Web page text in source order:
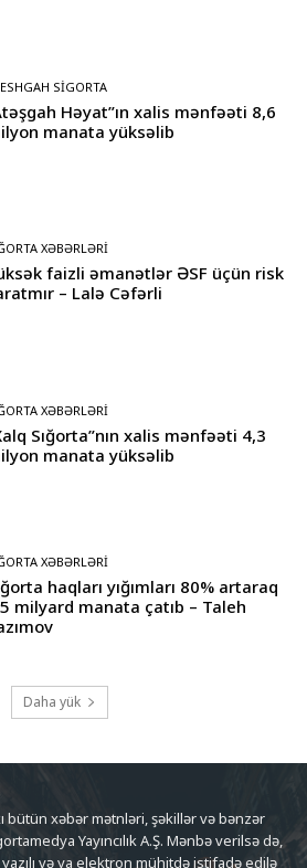
SIGORTA
Həyat”ın xalis mənfəəti 8,6
manata yüksəlib
XƏBƏRLƏRI
faizli əmanətlər ƏSF üçün risk
– Lalə Cəfərli
XƏBƏRLƏRI
Sığorta”nın xalis mənfəəti 4,3
manata yüksəlib
XƏBƏRLƏRI
haqları yığımları 80% artaraq
milyard manata çatıb – Taleh
Daha yük
bütün xəbər mətnləri, şəkillər və bənzər
Yayıncılık A.Ş. Mənbə verilsə də,
və ya elektron mühitdə istifadə edilə